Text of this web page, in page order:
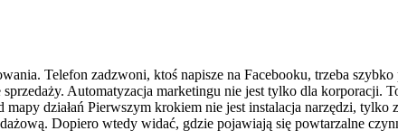
Telefon zadzwoni, ktoś napisze na Facebooku, trzeba
Automatyzacja marketingu nie jest tylko dla korporacji.
mapy działań Pierwszym krokiem nie jest instalacja narzędzi,
Dopiero wtedy widać, gdzie pojawiają się powtarzalne